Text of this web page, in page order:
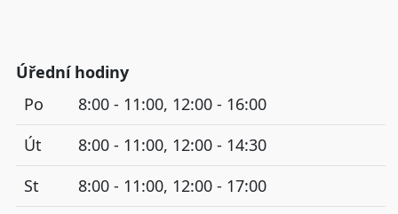
Úřední hodiny
Po
8:00 - 11:00, 12:00 - 16:00
Út
8:00 - 11:00, 12:00 - 14:30
St
8:00 - 11:00, 12:00 - 17:00